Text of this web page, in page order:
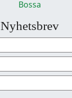
Bossa
Nyhetsbrev